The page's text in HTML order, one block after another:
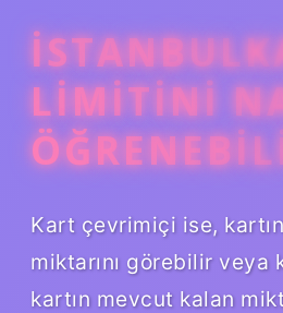
LIMITINI
Kart çevrimiçi ise,
miktarını görebilir veya
kartın mevcut kalan